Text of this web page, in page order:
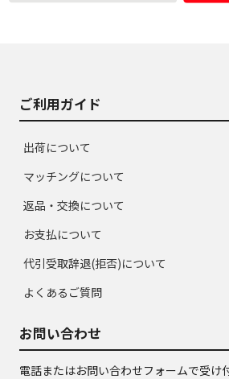
ご利用ガイド
出荷について
マッチングについて
返品・交換について
お支払について
代引受取辞退(拒否)について
よくあるご質問
お問い合わせ
電話またはお問い合わせフォームで受け